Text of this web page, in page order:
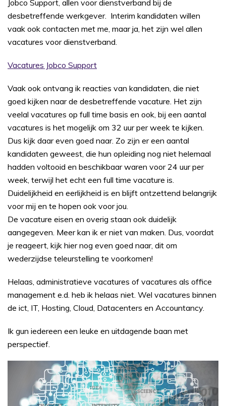
Jobco Support, allen voor dienstverband bij de
desbetreffende werkgever. Interim kandidaten willen
vaak ook contacten met me, maar ja, het zijn wel allen
vacatures voor dienstverband.
Vacatures Jobco Support
Vaak ook ontvang ik reacties van kandidaten, die niet
goed kijken naar de desbetreffende vacature. Het zijn
veelal vacatures op full time basis en ook, bij een aantal
vacatures is het mogelijk om 32 uur per week te kijken.
Dus kijk daar even goed naar. Zo zijn er een aantal
kandidaten geweest, die hun opleiding nog niet helemaal
hadden voltooid en beschikbaar waren voor 24 uur per
week, terwijl het echt een full time vacature is.
Duidelijkheid en eerlijkheid is en blijft ontzettend belangrijk
voor mij en te hopen ook voor jou.
De vacature eisen en overig staan ook duidelijk
aangegeven. Meer kan ik er niet van maken. Dus, voordat
je reageert, kijk hier nog even goed naar, dit om
wederzijdse teleurstelling te voorkomen!
Helaas, administratieve vacatures of vacatures als office
management e.d. heb ik helaas niet. Wel vacatures binnen
de ict, IT, Hosting, Cloud, Datacenters en Accountancy.
Ik gun iedereen een leuke en uitdagende baan met
perspectief.